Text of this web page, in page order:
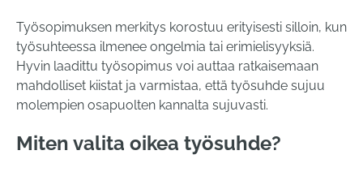
Työsopimuksen merkitys korostuu erityisesti silloin, kun
työsuhteessa ilmenee ongelmia tai erimielisyyksiä.
Hyvin laadittu työsopimus voi auttaa ratkaisemaan
mahdolliset kiistat ja varmistaa, että työsuhde sujuu
molempien osapuolten kannalta sujuvasti.
Miten valita oikea työsuhde?